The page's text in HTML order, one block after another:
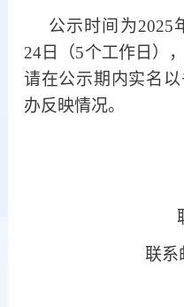
公示时间为2025
24日（5个工作日）
请在公示期内实名
办反映情况。
联系